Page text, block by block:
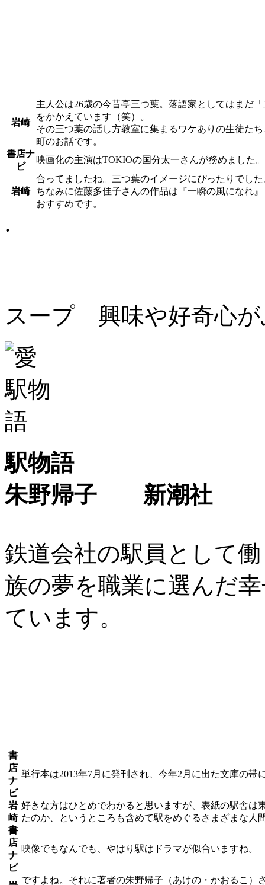
岩崎
主人公は26歳の今昔亭三つ葉。落語家としてはまだ
をかかえています（笑）。
その三つ葉の話し方教室に集まるワケありの生徒た
町のお話です。
書店ナ
ビ
映画化の主演はTOKIOの国分太一さんが務めました。
岩崎
合ってましたね。三つ葉のイメージにぴったりでした
ちなみに佐藤多佳子さんの作品は『一瞬の風になれ
おすすめです。
.
スープ 興味や好奇心
駅物語
朱野帰子 新潮社
鉄道会社の駅員として
族の夢を職業に選んだ
ています。
書
店
ナ
ビ
単行本は2013年7月に発刊され、今年2月に出た文庫の
岩
崎
好きな方はひとめでわかると思いますが、表紙の駅舎
たのか、というところも含めて駅をめぐるさまざまな人
書
店
ナ
ビ
映像でもなんでも、やはり駅はドラマが似合いますね。
ですよね。それに著者の朱野帰子（あけの・かおるこ